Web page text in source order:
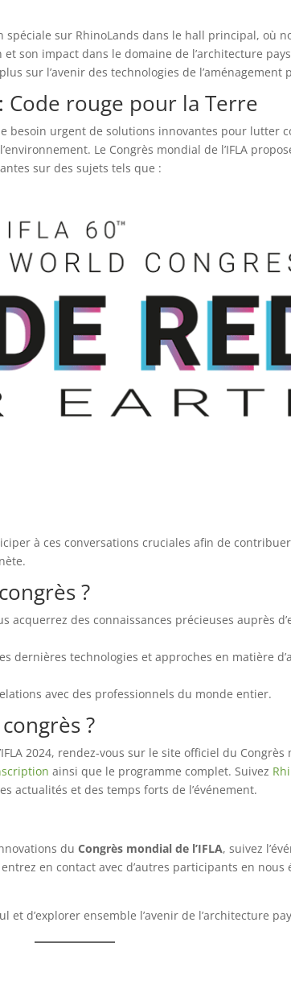
sur RhinoLands dans le hall principal, où
son impact dans le domaine de l’architecture
sur l’avenir des technologies de l’aménagement
Code rouge pour la Terre
besoin urgent de solutions innovantes pour lutter
Le Congrès mondial de l’IFLA
sur des sujets tels que :
à ces conversations cruciales afin de
?
acquerrez des connaissances précieuses auprès
dernières technologies et approches en matière
avec des professionnels du monde entier.
?
2024, rendez-vous sur le site officiel du Congrès
ainsi que le programme complet. Suivez
actualités et des temps forts de l’événement.
duCongrès mondial de l’IFLA, suivez
en contact avec d’autres participants en
d’explorer ensemble l’avenir de l’architecture